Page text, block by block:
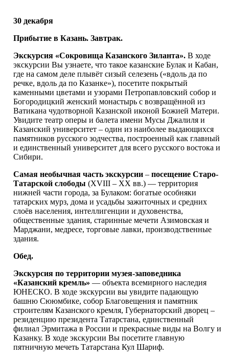
30 декабря
Прибытие в Казань. Завтрак.
Экскурсия «Сокровища Казанского Зиланта». В ходе
экскурсии Вы узнаете, что такое казанские Булак и Кабан,
где на самом деле плывёт сизый селезень («вдоль да по
речке, вдоль да по Казанке»), посетите покрытый
каменными цветами и узорами Петропавловский собор и
Богородицкий женский монастырь с возвращённой из
Ватикана чудотворной Казанской иконой Божией Матери.
Увидите театр оперы и балета имени Мусы Джалиля и
Казанский университет – один из наиболее выдающихся
памятников русского зодчества, построенный как главный
и единственный университет для всего русского востока и
Сибири.
Самая необычная часть экскурсии – посещение Старо-
Татарской слободы (XVIII – XX вв.) — территория
нижней части города, за Булаком: богатые особняки
татарских мурз, дома и усадьбы зажиточных и средних
слоёв населения, интеллигенции и духовенства,
общественные здания, старинные мечети Азимовская и
Марджани, медресе, торговые лавки, производственные
здания.
Обед.
Экскурсия по территории музея-заповедника
«Казанский кремль» — объекта всемирного наследия
ЮНЕСКО. В ходе экскурсии вы увидите падающую
башню Сююмбике, собор Благовещения и памятник
строителям Казанского кремля, Губернаторский дворец –
резиденцию президента Татарстана, единственный
филиал Эрмитажа в России и прекрасные виды на Волгу и
Казанку. В ходе экскурсии Вы посетите главную
пятничную мечеть Татарстана Кул Шариф.